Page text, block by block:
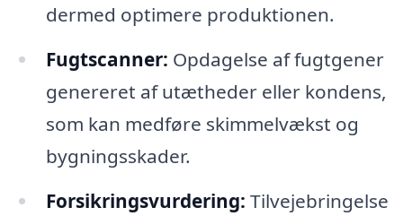
dermed optimere produktionen.
Fugtscanner: Opdagelse af fugtgener
genereret af utætheder eller kondens,
som kan medføre skimmelvækst og
bygningsskader.
Forsikringsvurdering: Tilvejebringelse